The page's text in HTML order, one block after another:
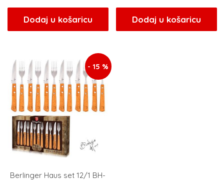
bila
je:
21,25 KM.
Dodaj u košaricu
bila
je:
21,25
Dodaj u košaricu
- 15 %
Berlinger Haus set 12/1 BH-